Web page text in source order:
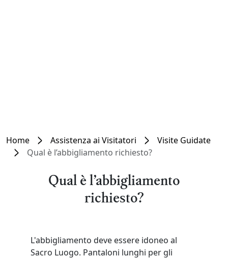
Home Assistenza ai Visitatori
Visite Guidate
Qual è l’abbigliamento richiesto?
Qual è l’abbigliamento
richiesto?
L'abbigliamento deve essere idoneo al
Sacro Luogo. Pantaloni lunghi per gli